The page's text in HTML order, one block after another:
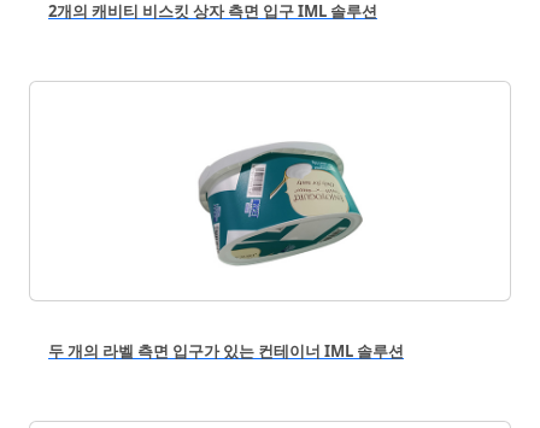
2개의 캐비티 비스킷 상자 측면 입구 IML 솔루션
두 개의 라벨 측면 입구가 있는 컨테이너 IML 솔루션